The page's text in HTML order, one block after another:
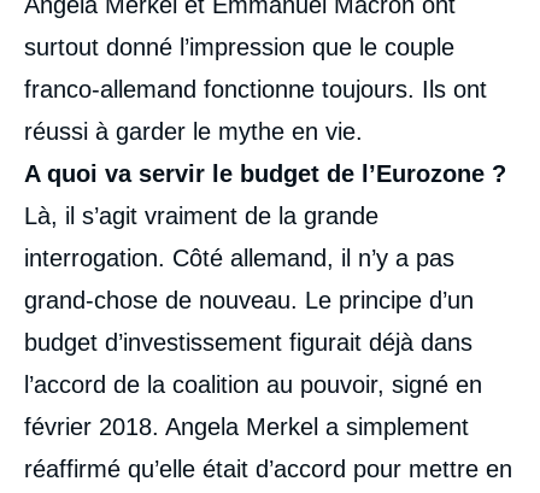
surtout donné l’impression que le couple
franco-allemand fonctionne toujours. Ils ont
réussi à garder le mythe en vie.
A quoi va servir le budget de l’Eurozone ?
Là, il s’agit vraiment de la grande
interrogation. Côté allemand, il n’y a pas
grand-chose de nouveau. Le principe d’un
budget d’investissement figurait déjà dans
l’accord de la coalition au pouvoir, signé en
février 2018. Angela Merkel a simplement
réaffirmé qu’elle était d’accord pour mettre en